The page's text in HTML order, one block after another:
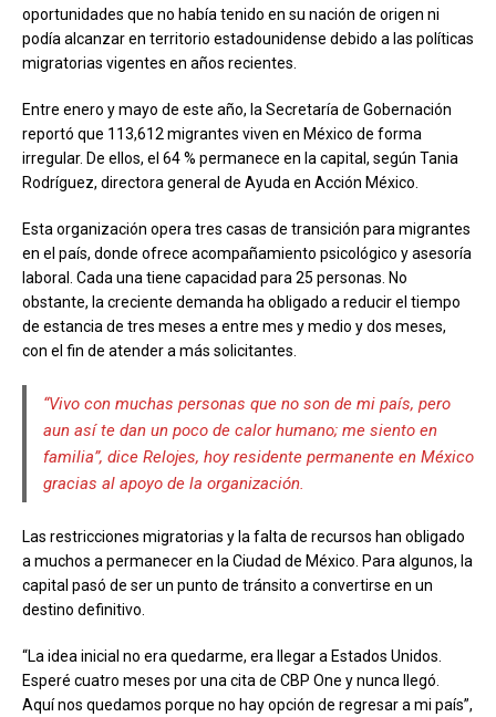
oportunidades que no había tenido en su nación de origen ni
podía alcanzar en territorio estadounidense debido a las políticas
migratorias vigentes en años recientes.
Entre enero y mayo de este año, la Secretaría de Gobernación
reportó que 113,612 migrantes viven en México de forma
irregular. De ellos, el 64 % permanece en la capital, según Tania
Rodríguez, directora general de Ayuda en Acción México.
Esta organización opera tres casas de transición para migrantes
en el país, donde ofrece acompañamiento psicológico y asesoría
laboral. Cada una tiene capacidad para 25 personas. No
obstante, la creciente demanda ha obligado a reducir el tiempo
de estancia de tres meses a entre mes y medio y dos meses,
con el fin de atender a más solicitantes.
“Vivo con muchas personas que no son de mi país, pero
aun así te dan un poco de calor humano; me siento en
familia”, dice Relojes, hoy residente permanente en México
gracias al apoyo de la organización.
Las restricciones migratorias y la falta de recursos han obligado
a muchos a permanecer en la Ciudad de México. Para algunos, la
capital pasó de ser un punto de tránsito a convertirse en un
destino definitivo.
“La idea inicial no era quedarme, era llegar a Estados Unidos.
Esperé cuatro meses por una cita de CBP One y nunca llegó.
Aquí nos quedamos porque no hay opción de regresar a mi país”,